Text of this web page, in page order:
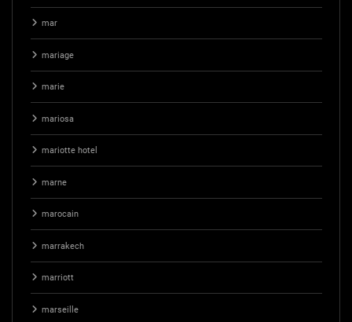
mar
mariage
marie
mariosa
mariotte hotel
marne
marocain
marrakech
marriott
marseille